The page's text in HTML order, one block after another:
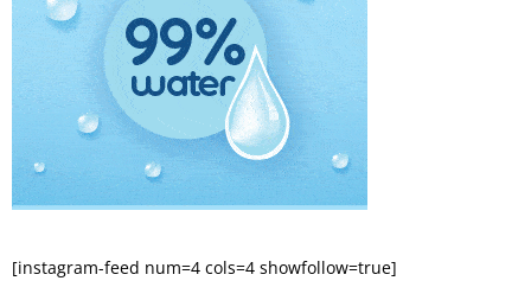
[instagram-feed num=4 cols=4 showfollow=true]